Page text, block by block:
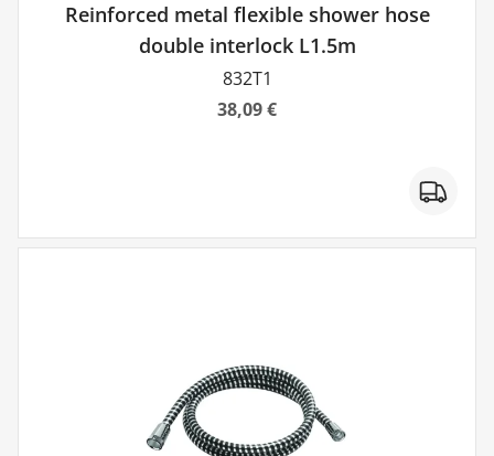
Reinforced metal flexible shower hose
double interlock L1.5m
832T1
38,09 €